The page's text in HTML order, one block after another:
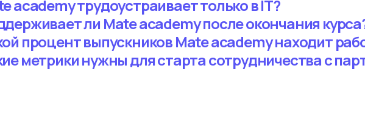
academy трудоустраивает только в ІТ?
ли Mate academy после окончания
процент выпускников Mate academy находит
метрики нужны для старта сотрудничества с